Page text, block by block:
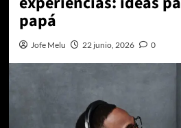
papá
Jofe Melu 22 junio, 2026 0